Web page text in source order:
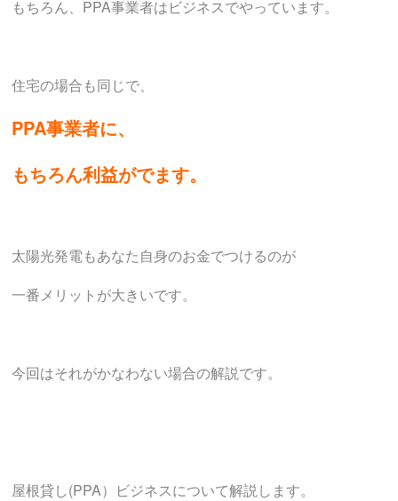
もちろん、PPA事業者はビジネスでやっています。
住宅の場合も同じで、
PPA事業者に、
もちろん利益がでます。
太陽光発電もあなた自身のお金でつけるのが
一番メリットが大きいです。
今回はそれがかなわない場合の解説です。
屋根貸し(PPA）ビジネスについて解説します。